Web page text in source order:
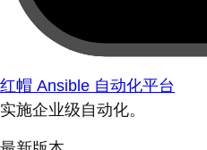
红帽 Ansible 自动化平台
实施企业级自动化。